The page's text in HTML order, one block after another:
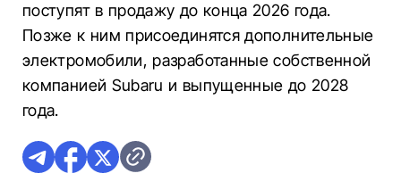
поступят в продажу до конца 2026 года.
Позже к ним присоединятся дополнительные
электромобили, разработанные собственной
компанией Subaru и выпущенные до 2028
года.